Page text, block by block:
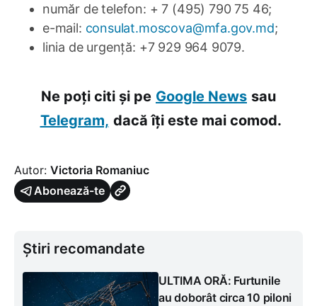
număr de telefon: + 7 (495) 790 75 46;
e-mail: consulat.moscova@mfa.gov.md;
linia de urgenţă: +7 929 964 9079.
Ne poți citi și pe Google News sau
Telegram, dacă îți este mai comod.
Autor: Victoria Romaniuc
Abonează-te
Știri recomandate
ULTIMA ORĂ: Furtunile
au doborât circa 10 piloni